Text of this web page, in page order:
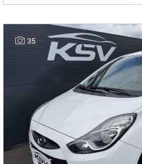
AUTOCAR ANVY s.r.o.
Uherský Brod - Havřice
35